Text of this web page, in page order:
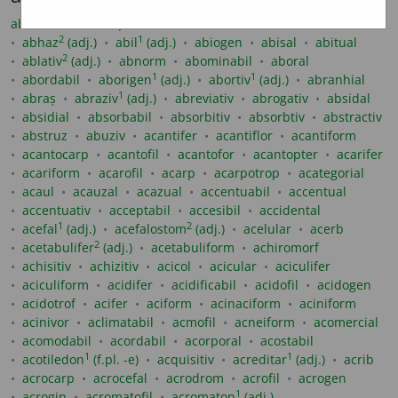
abarticular
abhaz2 (adj.) abil1 (adj.) abiogen abisal
abitual
ablativ2 (adj.) abnorm abominabil
aboral
abordabil
aborigen1 (adj.) abortiv1 (adj.)
abranhial
abraș
abraziv1 (adj.) abreviativ abrogativ
absidal
absidial
absorbabil absorbitiv absorbtiv
abstractiv
abstruz
abuziv acantifer acantiflor
acantiform
acantocarp
acantofil acantofor acantopter
acarifer
acariform
acarofil acarp acarpotrop
acategorial
acaul
acauzal acazual accentuabil
accentual
accentuativ
acceptabil accesibil
accidental
acefal1 (adj.) acefalostom2 (adj.) acelular
acerb
acetabulifer2 (adj.) acetabuliform
achiromorf
achisitiv
achizitiv acicol acicular
aciculifer
aciculiform
acidifer acidificabil acidofil
acidogen
acidotrof
acifer aciform acinaciform
aciniform
acinivor
aclimatabil acmofil acneiform
acomercial
acomodabil
acordabil acorporal
acostabil
acotiledon1 (f.pl. -e) acquisitiv acreditar1 (adj.)
acrib
acrocarp
acrocefal acrodrom acrofil
acrogen
1